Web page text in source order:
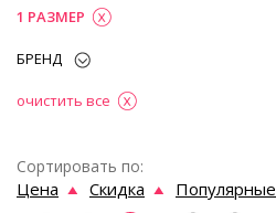
1 РАЗМЕР
БРЕНД
очистить все
Сортировать по:
Цена Скидка Популярные